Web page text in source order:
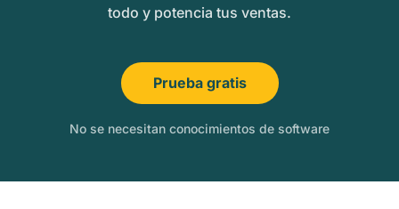
todo y potencia tus ventas.
Prueba gratis
No se necesitan conocimientos de software